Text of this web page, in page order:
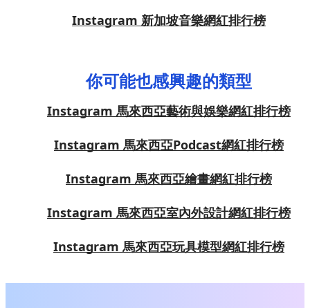
Instagram 新加坡音樂網紅排行榜
你可能也感興趣的類型
Instagram 馬來西亞藝術與娛樂網紅排行榜
Instagram 馬來西亞Podcast網紅排行榜
Instagram 馬來西亞繪畫網紅排行榜
Instagram 馬來西亞室內外設計網紅排行榜
Instagram 馬來西亞玩具模型網紅排行榜